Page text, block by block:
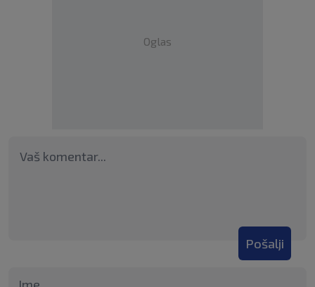
Oglas
Pošalji